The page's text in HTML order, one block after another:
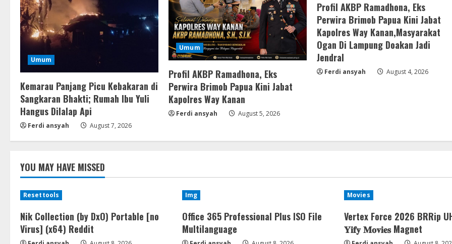
Umum
Kemarau Panjang Picu Kebakaran di
Sangkaran Bhakti; Rumah Ibu Yuli
Hangus Dilalap Api
Ferdi ansyah August 7, 2026
Umum
Profil AKBP Ramadhona, Eks
Perwira Brimob Papua Kini Jabat
Kapolres Way Kanan
Ferdi ansyah August 5, 2026
Profil AKBP Ramadhona, Eks
Perwira Brimob Papua Kini Jabat
Kapolres Way Kanan,Masyarakat
Ogan Di Lampung Doakan Jadi
Jendral
Ferdi ansyah August 4, 2026
YOU MAY HAVE MISSED
Resettools
Nik Collection (by DxO) Portable [no
Virus] (x64) Reddit
Img
Office 365 Professional Plus ISO File
Multilanguage
Movies
Vertex Force 2026 BRRip
𝐘𝐢𝐟𝐲 𝐌𝐨𝐯𝐢𝐞𝐬 Magnet